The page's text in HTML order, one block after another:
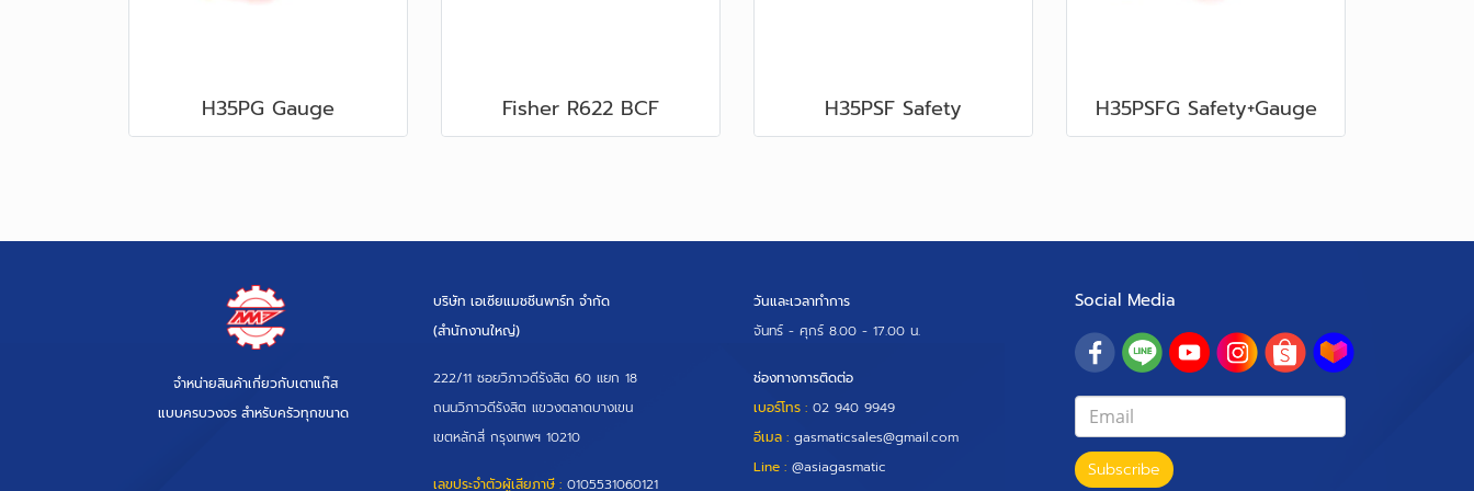
H35PG Gauge Fisher R622 BCF H35PSF Safety H35PSFG Safety+Gauge
จำหน่ายสินค้าเกี่ยวกับเตาแก๊ส
แบบครบวงจร สำหรับครัวทุกขนาด
บริษัท เอเซียแมชชีนพาร์ท จำกัด
(สำนักงานใหญ่)
222/11 ซอยวิภาวดีรังสิต 60 แยก 18
ถนนวิภาวดีรังสิต แขวงตลาดบางเขน
เขตหลักสี่ กรุงเทพฯ 10210
เลขประจำตัวผู้เสียภาษี : 0105531060121
วันและเวลาทำการ
จันทร์ - ศุกร์ 8.00 - 17.00 น.
ช่องทางการติดต่อ
เบอร์โทร : 02 940 9949
อีเมล : gasmaticsales@gmail.com
Line : @asiagasmatic
Social Media
Subscribe